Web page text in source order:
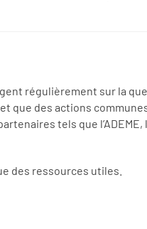
régulièrement sur la
des actions
tels que l’ADEME,
des ressources utiles.